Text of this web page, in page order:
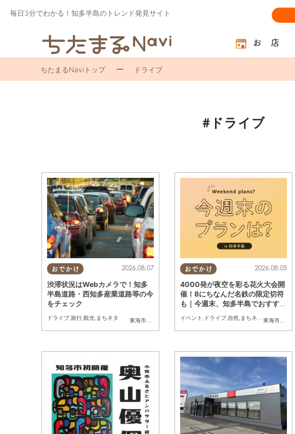
毎日3分でわかる！知多半島のトレンド発見サイト
お 店
ちたまるNaviトップ ドライブ
#ドライブ
おでかけ
東海市
,大府市 知多市, 東浦町 常滑市 南知多町
2026.08.07
渋滞状況はWebカメラで！知多
半島道路・西知多産業道路等の今
をチェック
ドライブ,旅行,観光, まちネタ
おでかけ
東海市
,大府市
2026.08.05
4000発が夜空を彩る花火大会開
催！8にちなんだ名鉄の限定切符
も｜今週末、知多半島でおすすめ
イベント , ドライブ,自然, まちネタ ,季節ネタ